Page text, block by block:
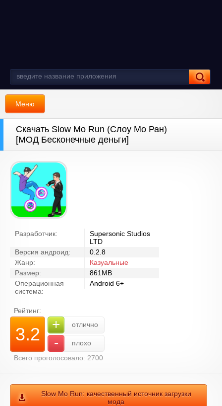
Меню
Скачать Slow Mo Run (Слоу Мо Ран)
[МОД Бесконечные деньги]
Разработчик:
Supersonic Studios
LTD
Версия андроид:
0.2.8
Жанр:
Казуальные
Размер:
861MB
Операционная
система:
Android 6+
Рейтинг:
3.2 + отлично
-
плохо
Всего проголосовало: 2700
Slow Mo Run: качественный источник загрузки
мода